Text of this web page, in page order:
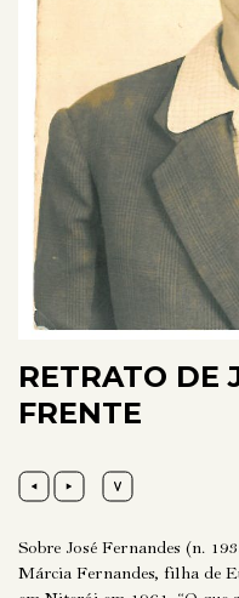
RETRATO DE
FRENTE
Sobre José Fernandes (n.
Márcia Fernandes, filha de